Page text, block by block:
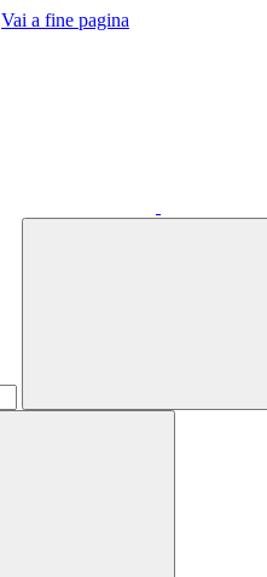
Vai a fine pagina